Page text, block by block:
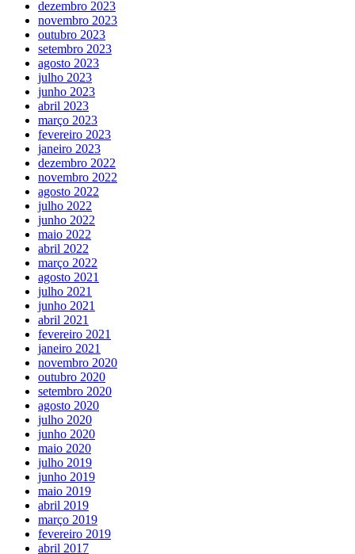
dezembro 2023
novembro 2023
outubro 2023
setembro 2023
agosto 2023
julho 2023
junho 2023
abril 2023
março 2023
fevereiro 2023
janeiro 2023
dezembro 2022
novembro 2022
agosto 2022
julho 2022
junho 2022
maio 2022
abril 2022
março 2022
agosto 2021
julho 2021
junho 2021
abril 2021
fevereiro 2021
janeiro 2021
novembro 2020
outubro 2020
setembro 2020
agosto 2020
julho 2020
junho 2020
maio 2020
julho 2019
junho 2019
maio 2019
abril 2019
março 2019
fevereiro 2019
abril 2017